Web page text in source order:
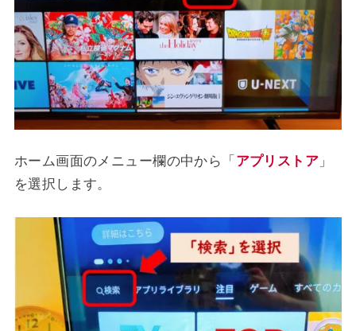
ホーム画面のメニュー欄の中から「 アプリストア 」
を選択します。